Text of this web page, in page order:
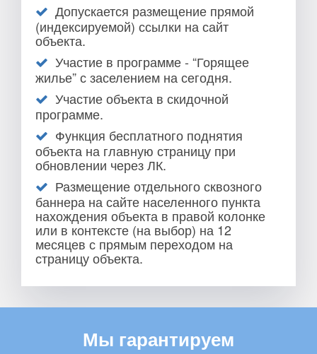
Допускается размещение прямой
(индексируемой) ссылки на сайт
объекта.
Участие в программе - “Горящее
жилье” с заселением на сегодня.
Участие объекта в скидочной
программе.
Функция бесплатного поднятия
объекта на главную страницу при
обновлении через ЛК.
Размещение отдельного сквозного
баннера на сайте населенного пункта
нахождения объекта в правой колонке
или в контексте (на выбор) на 12
месяцев с прямым переходом на
страницу объекта.
Мы гарантируем